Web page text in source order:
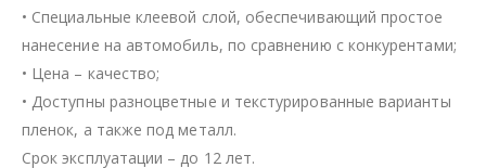
• Специальные клеевой слой, обеспечивающий простое
нанесение на автомобиль, по сравнению с конкурентами;
• Цена – качество;
• Доступны разноцветные и текстурированные варианты
пленок, а также под металл.
Срок эксплуатации – до 12 лет.